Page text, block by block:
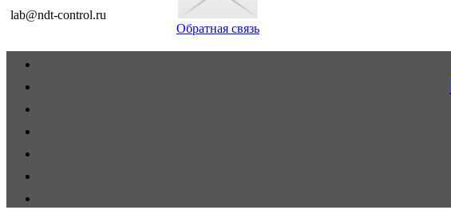
lab@ndt-control.ru
Обратная связь